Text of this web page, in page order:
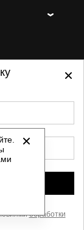
права
и
данных
прайсобработки